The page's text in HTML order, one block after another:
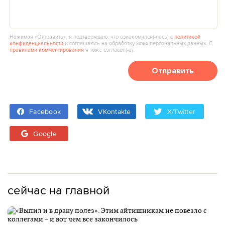
Нажимая «Отправить», я подтверждаю, что ознакомился(‑лась) сполитикой
конфиденциальности и соглашаюсь на обработку моих персональных данных. С
правилами комментирования я тоже согласен(‑а).
Отправить
Facebook VKontakte X/Twitter
Google
сейчас на главной